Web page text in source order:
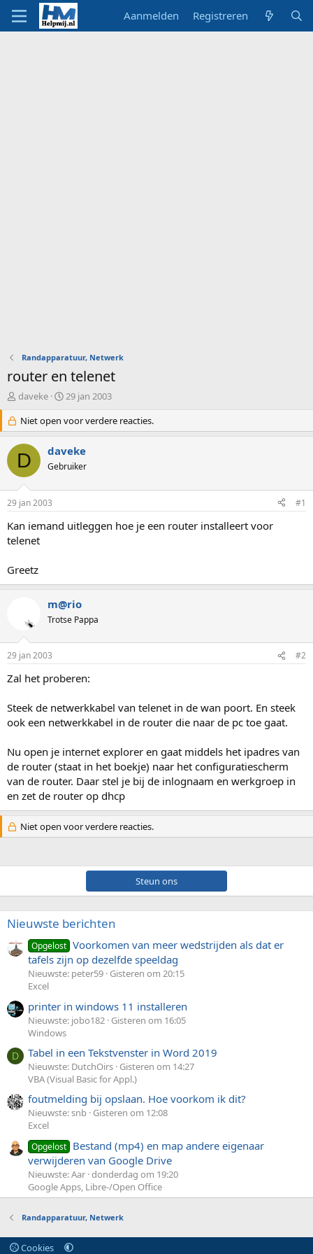
Aanmelden Registreren
Randapparatuur, Netwerk
router en telenet
O
d
e
r
w
e
p
s
t
a
r
e
r
daveke
S
a
r
d
a
m
29 jan 2003
Niet open voor verdere reacties.
D daveke
Gebruiker
29 jan 2003 #1
Kan iemand uitleggen hoe je een router installeert voor
telenet
Greetz
m@rio
Trotse Pappa
29 jan 2003 #2
Zal het proberen:
Steek de netwerkkabel van telenet in de wan poort. En steek
ook een netwerkkabel in de router die naar de pc toe gaat.
Nu open je internet explorer en gaat middels het ipadres van
de router (staat in het boekje) naar het configuratiescherm
van de router. Daar stel je bij de inlognaam en werkgroep in
en zet de router op dhcp
Niet open voor verdere reacties.
Steun ons
Nieuwste berichten
Opgelost Voorkomen van meer wedstrijden als dat er
tafels zijn op dezelfde speeldag
Nieuwste: peter59 Gisteren om 20:15
Excel
printer in windows 11 installeren
Nieuwste: jobo182 Gisteren om 16:05
Windows
D Tabel in een Tekstvenster in Word 2019
Nieuwste: DutchOirs Gisteren om 14:27
VBA (Visual Basic for Appl.)
foutmelding bij opslaan. Hoe voorkom ik dit?
Nieuwste: snb Gisteren om 12:08
Excel
Opgelost Bestand (mp4) en map andere eigenaar
verwijderen van Google Drive
Nieuwste: Aar donderdag om 19:20
Google Apps, Libre-/Open Office
Randapparatuur, Netwerk
Cookies